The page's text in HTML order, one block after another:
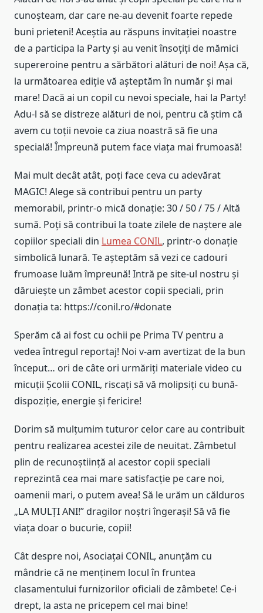
cunoșteam, dar care ne-au devenit foarte repede
buni prieteni! Aceștia au răspuns invitației noastre
de a participa la Party și au venit însoțiți de mămici
supereroine pentru a sărbători alături de noi! Așa că,
la următoarea ediție vă așteptăm în număr și mai
mare! Dacă ai un copil cu nevoi speciale, hai la Party!
Adu-l să se distreze alături de noi, pentru că știm că
avem cu toții nevoie ca ziua noastră să fie una
specială! Împreună putem face viața mai frumoasă!
Mai mult decât atât, poți face ceva cu adevărat
MAGIC! Alege să contribui pentru un party
memorabil, printr-o mică donație: 30 / 50 / 75 / Altă
sumă. Poți să contribui la toate zilele de naștere ale
copiilor speciali din Lumea CONIL, printr-o donație
simbolică lunară. Te așteptăm să vezi ce cadouri
frumoase luăm împreună! Intră pe site-ul nostru și
dăruiește un zâmbet acestor copii speciali, prin
donația ta: https://conil.ro/#donate
Sperăm că ai fost cu ochii pe Prima TV pentru a
vedea întregul reportaj! Noi v-am avertizat de la bun
început… ori de câte ori urmăriți materiale video cu
micuții Școlii CONIL, riscați să vă molipsiți cu bună-
dispoziție, energie și fericire!
Dorim să mulțumim tuturor celor care au contribuit
pentru realizarea acestei zile de neuitat. Zâmbetul
plin de recunoștiință al acestor copii speciali
reprezintă cea mai mare satisfacție pe care noi,
oamenii mari, o putem avea! Să le urăm un călduros
„LA MULȚI ANI!” dragilor noștri îngerași! Să vă fie
viața doar o bucurie, copii!
Cât despre noi, Asociațai CONIL, anunțăm cu
mândrie că ne menținem locul în fruntea
clasamentului furnizorilor oficiali de zâmbete! Ce-i
drept, la asta ne pricepem cel mai bine!